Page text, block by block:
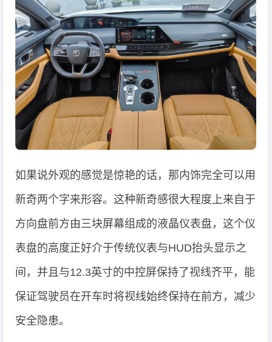
如果说外观的感觉是惊艳的话，那内饰完全可以用
新奇两个字来形容。这种新奇感很大程度上来自于
方向盘前方由三块屏幕组成的液晶仪表盘，这个仪
表盘的高度正好介于传统仪表与HUD抬头显示之
间，并且与12.3英寸的中控屏保持了视线齐平，能
保证驾驶员在开车时将视线始终保持在前方，减少
安全隐患。